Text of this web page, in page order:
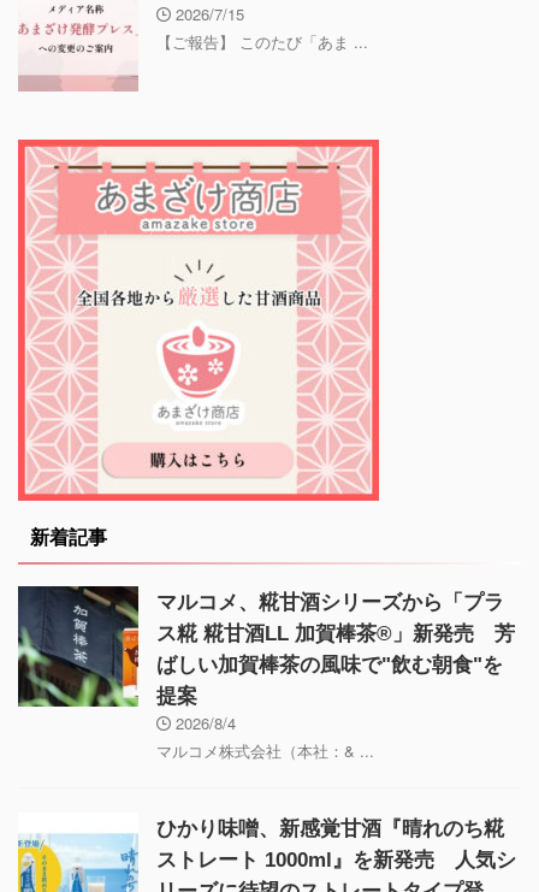
2026/7/15
【ご報告】 このたび「あま ...
新着記事
マルコメ、糀甘酒シリーズから「プラ
ス糀 糀甘酒LL 加賀棒茶®」新発売 芳
ばしい加賀棒茶の風味で"飲む朝食"を
提案
2026/8/4
マルコメ株式会社（本社：& ...
ひかり味噌、新感覚甘酒『晴れのち糀
ストレート 1000ml』を新発売 人気シ